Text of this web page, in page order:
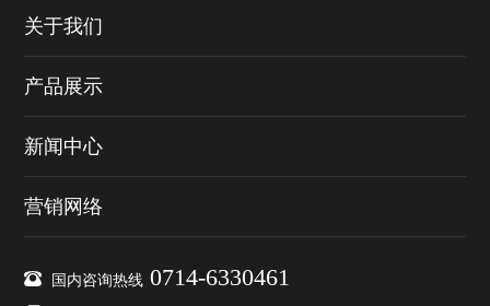
关于我们
产品展示
新闻中心
营销网络
国内咨询热线 0714-6330461